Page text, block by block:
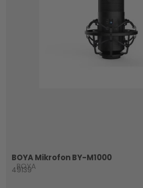
BOYA Mikrofon BY-M1000
BOYA
49139